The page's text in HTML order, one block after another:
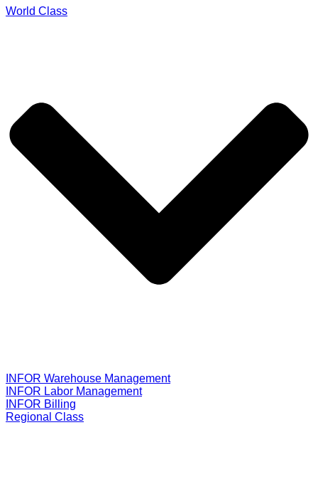
World Class
INFOR Warehouse Management
INFOR Labor Management
INFOR Billing
Regional Class